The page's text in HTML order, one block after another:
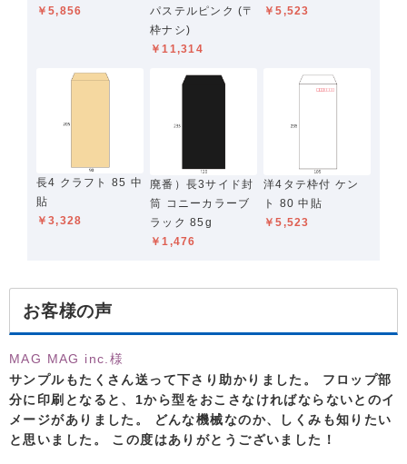
￥5,856
パステルピンク (〒
枠ナシ)
￥11,314
￥5,523
長4 クラフト 85 中
貼
￥3,328
廃番）長3サイド封
筒 コニーカラーブ
ラック 85g
￥1,476
洋4タテ枠付 ケン
ト 80 中貼
￥5,523
お客様の声
MAG MAG inc.様
サンプルもたくさん送って下さり助かりました。 フロップ部
分に印刷となると、1から型をおこさなければならないとのイ
メージがありました。 どんな機械なのか、しくみも知りたい
と思いました。 この度はありがとうございました！